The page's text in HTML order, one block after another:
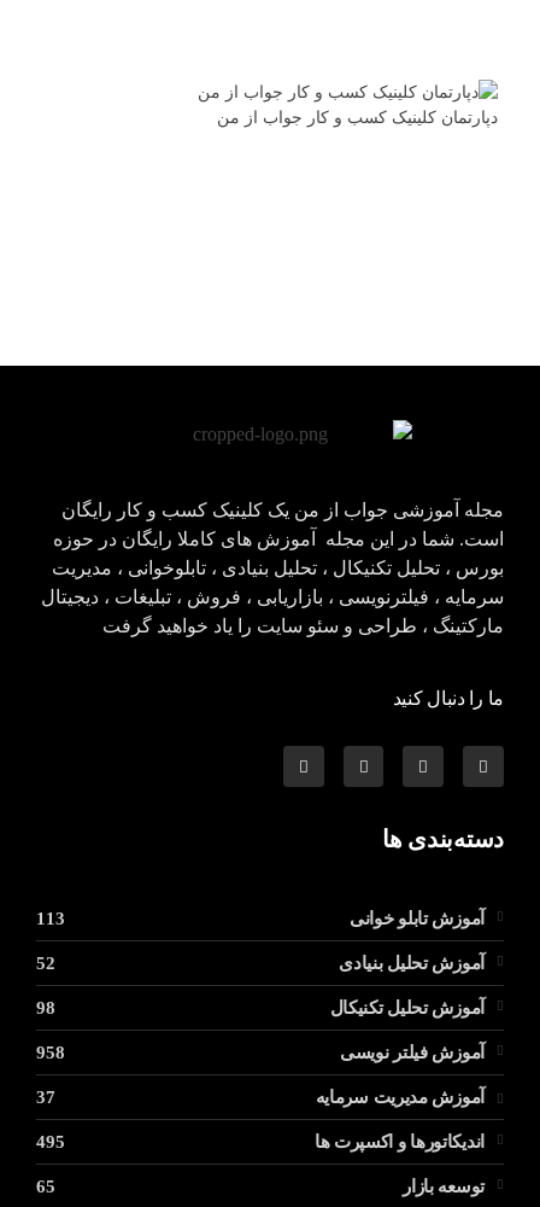
دپارتمان کلینیک کسب و کار جواب از من
مجله آموزشی جواب از من یک کلینیک کسب و کار رایگان
است. شما در این مجله آموزش های کاملا رایگان در حوزه
بورس ، تحلیل تکنیکال ، تحلیل بنیادی ، تابلوخوانی ، مدیریت
سرمایه ، فیلترنویسی ، بازاریابی ، فروش ، تبلیغات ، دیجیتال
مارکتینگ ، طراحی و سئو سایت را یاد خواهید گرفت
ما را دنبال کنید
دسته‌بندی ها
آموزش تابلو خوانی 113
آموزش تحلیل بنیادی 52
آموزش تحلیل تکنیکال 98
آموزش فیلتر نویسی 958
آموزش مدیریت سرمایه 37
اندیکاتورها و اکسپرت ها 495
توسعه بازار 65